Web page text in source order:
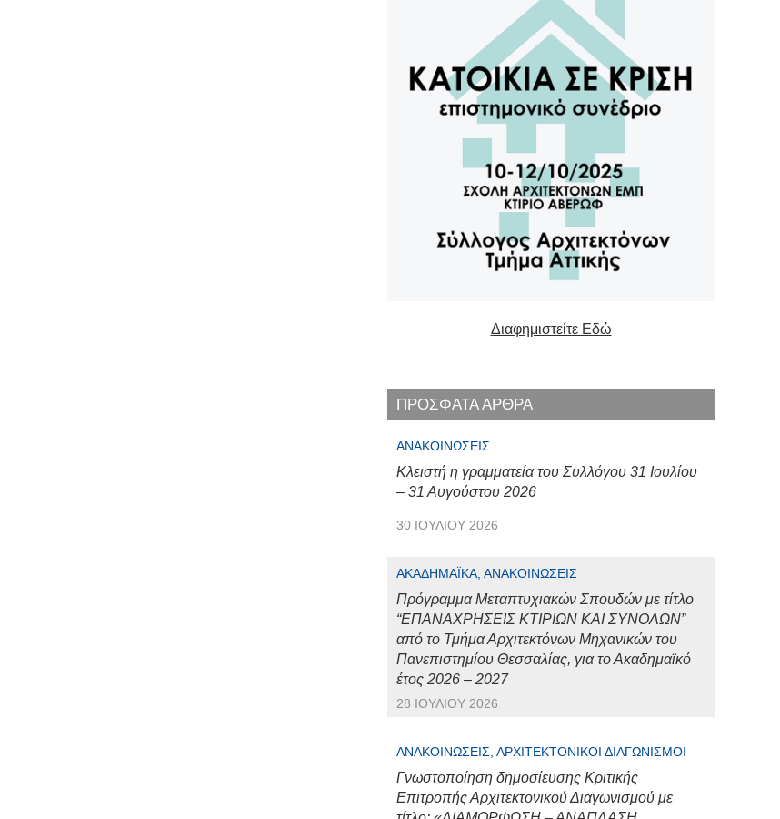
Διαφημιστείτε Εδώ
ΠΡΟΣΦΑΤΑ ΑΡΘΡΑ
ΑΝΑΚΟΙΝΏΣΕΙΣ
Κλειστή η γραμματεία του Συλλόγου 31 Ιουλίου
– 31 Αυγούστου 2026
30 ΙΟΥΛΊΟΥ 2026
ΑΚΑΔΗΜΑΪΚΆ, ΑΝΑΚΟΙΝΏΣΕΙΣ
Πρόγραμμα Μεταπτυχιακών Σπουδών με τίτλο
“ΕΠΑΝΑΧΡΗΣΕΙΣ ΚΤΙΡΙΩΝ ΚΑΙ ΣΥΝΟΛΩΝ”
από το Τμήμα Αρχιτεκτόνων Μηχανικών του
Πανεπιστημίου Θεσσαλίας, για το Ακαδημαϊκό
έτος 2026 – 2027
28 ΙΟΥΛΊΟΥ 2026
ΑΝΑΚΟΙΝΏΣΕΙΣ, ΑΡΧΙΤΕΚΤΟΝΙΚΟΊ ΔΙΑΓΩΝΙΣΜΟΊ
Γνωστοποίηση δημοσίευσης Κριτικής
Επιτροπής Αρχιτεκτονικού Διαγωνισμού με